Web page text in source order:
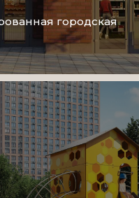
городская